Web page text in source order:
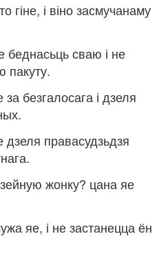
гіне, і віно засмучанаму
беднасьць сваю і не
пакуту.
безгалосага і дзеля
правасудзьдзя
жонку? цана яе
яе, і не застанецца ён